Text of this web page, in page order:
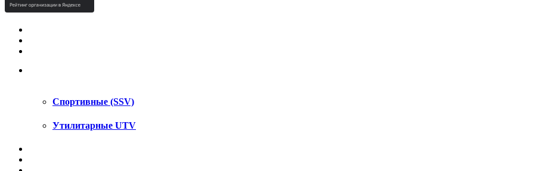
Спортивные (SSV)
Утилитарные UTV